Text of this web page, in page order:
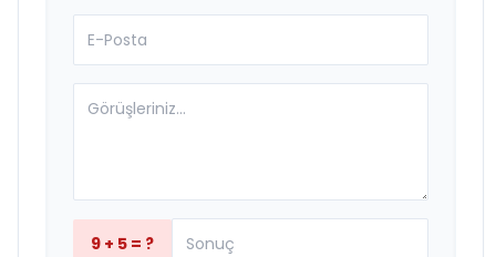
9 + 5 = ?